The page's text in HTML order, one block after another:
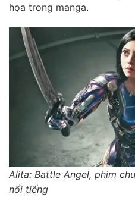
họa trong manga.
Alita: Battle Angel, phim
nổi tiếng